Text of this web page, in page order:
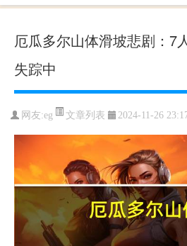
厄瓜多尔山体滑坡悲剧：7
失踪中
网友:eg 文章列表 2024-11-26